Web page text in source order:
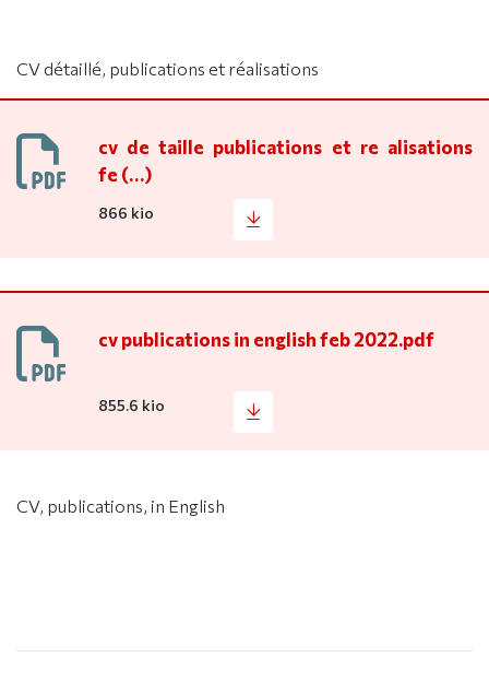
CV détaillé, publications et réalisations
cv de taille publications et re alisations
fe (…)
866 kio
cv publications in english feb 2022.pdf
855.6 kio
CV, publications, in English